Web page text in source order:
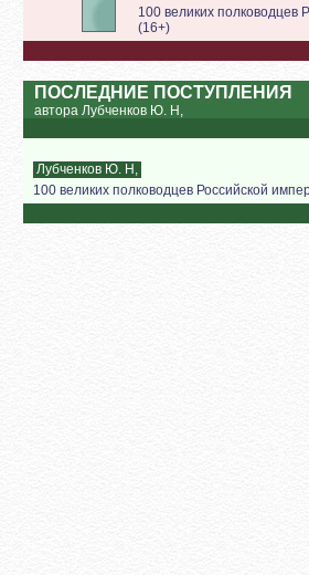
100 великих полководцев
(16+)
ПОСЛЕДНИЕ ПОСТУПЛЕНИЯ
автора Лубченков Ю. Н,
Лубченков Ю. Н,
100 великих полководцев Российской